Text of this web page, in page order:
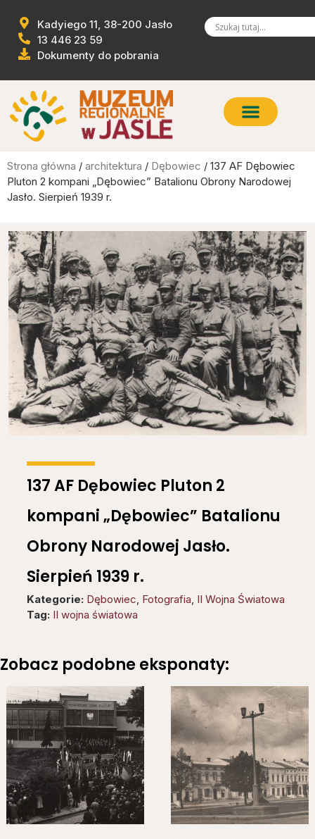
Kadyiego 11, 38-200 Jasło
13 446 23 59
Dokumenty do pobrania
Strona główna / architektura / Dębowiec / 137 AF Dębowiec
Pluton 2 kompani „Dębowiec” Batalionu Obrony Narodowej
Jasło. Sierpień 1939 r.
137 AF Dębowiec Pluton 2
kompani „Dębowiec” Batalionu
Obrony Narodowej Jasło.
Sierpień 1939 r.
Kategorie: Dębowiec Fotografia II Wojna Światowa
Tag: II wojna światowa
Zobacz podobne eksponaty: